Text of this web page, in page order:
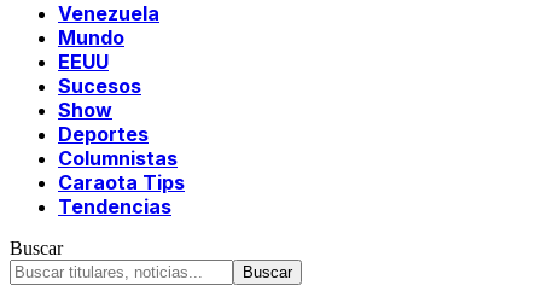
Venezuela
Mundo
EEUU
Sucesos
Show
Deportes
Columnistas
Caraota Tips
Tendencias
Buscar